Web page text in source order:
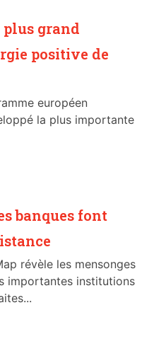
grand
positive de
européen
la plus importante
banques font
révèle les mensonges
importantes institutions